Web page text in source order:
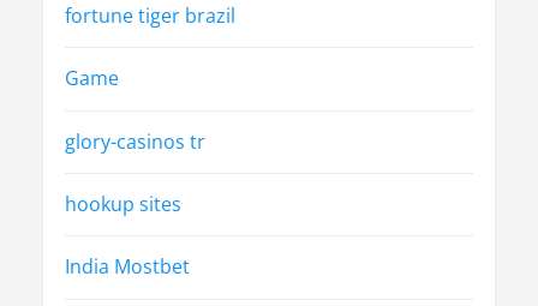
fortune tiger brazil
Game
glory-casinos tr
hookup sites
India Mostbet